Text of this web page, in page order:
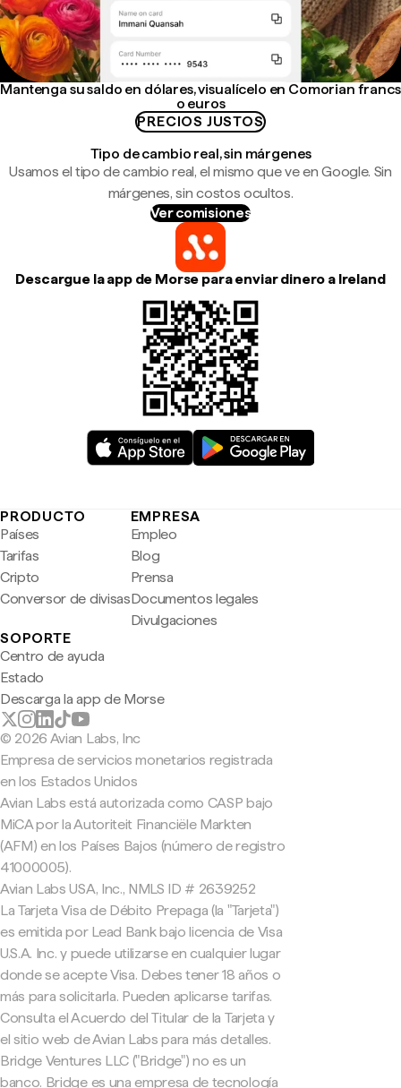
Mantenga su saldo en dólares, visualícelo en Comorian francs
o euros
PRECIOS JUSTOS
Tipo de cambio real, sin márgenes
Usamos el tipo de cambio real, el mismo que ve en Google. Sin
márgenes, sin costos ocultos.
Ver comisiones
Descargue la app de Morse para enviar dinero a Ireland
PRODUCTO
Países
Tarifas
Cripto
Conversor de divisas
EMPRESA
Empleo
Blog
Prensa
Documentos legales
Divulgaciones
SOPORTE
Centro de ayuda
Estado
Descarga la app de Morse
© 2026 Avian Labs, Inc
Empresa de servicios monetarios registrada
en los Estados Unidos
Avian Labs está autorizada como CASP bajo
MiCA por la Autoriteit Financiële Markten
(AFM) en los Países Bajos (número de registro
41000005).
Avian Labs USA, Inc., NMLS ID # 2639252
La Tarjeta Visa de Débito Prepaga (la "Tarjeta")
es emitida por Lead Bank bajo licencia de Visa
U.S.A. Inc. y puede utilizarse en cualquier lugar
donde se acepte Visa. Debes tener 18 años o
más para solicitarla. Pueden aplicarse tarifas.
Consulta el Acuerdo del Titular de la Tarjeta y
el sitio web de Avian Labs para más detalles.
Bridge Ventures LLC ("Bridge") no es un
banco. Bridge es una empresa de tecnología